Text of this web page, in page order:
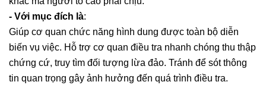
- Với mục đích là:
Giúp cơ quan chức năng hình dung được toàn bộ diễn
biến vụ việc. Hỗ trợ cơ quan điều tra nhanh chóng thu thập
chứng cứ, truy tìm đối tượng lừa đảo. Tránh để sót thông
tin quan trọng gây ảnh hưởng đến quá trình điều tra.